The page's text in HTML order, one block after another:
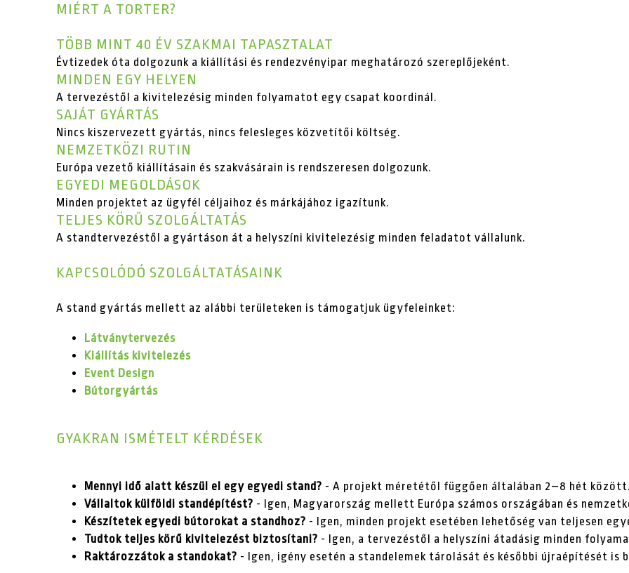
MIÉRT A TORTER?
TÖBB MINT 40 ÉV SZAKMAI TAPASZTALAT
Évtizedek óta dolgozunk a kiállítási és rendezvényipar meghatározó szereplőjeként.
MINDEN EGY HELYEN
A tervezéstől a kivitelezésig minden folyamatot egy csapat koordinál.
SAJÁT GYÁRTÁS
Nincs kiszervezett gyártás, nincs felesleges közvetítői költség.
NEMZETKÖZI RUTIN
Európa vezető kiállításain és szakvásárain is rendszeresen dolgozunk.
EGYEDI MEGOLDÁSOK
Minden projektet az ügyfél céljaihoz és márkájához igazítunk.
TELJES KÖRŰ SZOLGÁLTATÁS
A standtervezéstől a gyártáson át a helyszíni kivitelezésig minden feladatot vállalunk.
KAPCSOLÓDÓ SZOLGÁLTATÁSAINK
A stand gyártás mellett az alábbi területeken is támogatjuk ügyfeleinket:
Látványtervezés
Kiállítás kivitelezés
Event Design
Bútorgyártás
GYAKRAN ISMÉTELT KÉRDÉSEK
Mennyi idő alatt készül el egy egyedi stand? - A projekt méretétől függően általában 2–8 hét között.
Vállaltok külföldi standépítést? - Igen, Magyarország mellett Európa számos országában és
Készítetek egyedi bútorokat a standhoz? - Igen, minden projekt esetében lehetőség van teljesen
Tudtok teljes körű kivitelezést biztosítani? - Igen, a tervezéstől a helyszíni átadásig minden
Raktározzátok a standokat? - Igen, igény esetén a standelemek tárolását és későbbi újraépítését is